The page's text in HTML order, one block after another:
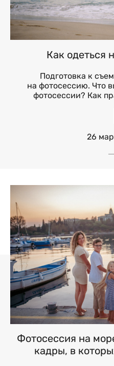
Как одеться
Подготовка к
на фотосессию. Что
фотосессии? Как
26
Фотосессия на
кадры, в